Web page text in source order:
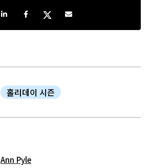
Share on LinkedIn
Share on Facebook
Share on Twitter
Share by e-mail
홀리데이 시즌
Ann Pyle